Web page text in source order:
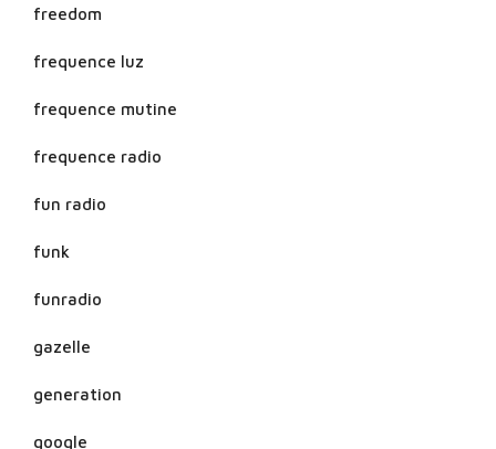
freedom
frequence luz
frequence mutine
frequence radio
fun radio
funk
funradio
gazelle
generation
google